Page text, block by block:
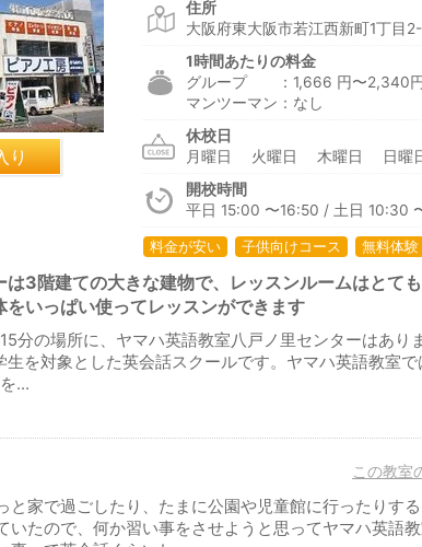
り
住所
大阪府東大阪市若江西新町1丁目2-
1時間あたりの料金
グループ ：1,666 円〜2,340円
マンツーマン：なし
休校日
月曜日 火曜日 木曜日 日曜
開校時間
平日 15:00 〜16:50 / 土日 10:30
料金が安い 子供向けコース 無料体験
は3階建ての大きな建物で、レッスンルームはとて
をいっぱい使ってレッスンができます
分の場所に、ヤマハ英語教室八戸ノ里センターはあり
生を対象とした英会話スクールです。ヤマハ英語教室
...
この教室
と家で過ごしたり、たまに公園や児童館に行ったりす
いたので、何か習い事をさせようと思ってヤマハ英語